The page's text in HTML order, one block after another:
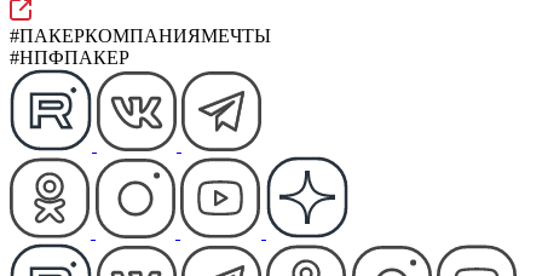
#ПАКЕРКОМПАНИЯМЕЧТЫ
#НПФПАКЕР